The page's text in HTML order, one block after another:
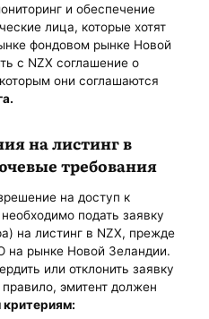
и обеспечение
лица, которые хотят
фондовом рынке Новой
с NZX соглашение о
они соглашаются
на листинг в
требования
на доступ к
подать заявку
на листинг в NZX, прежде
на рынке Новой Зеландии.
или отклонить заявку
эмитент должен